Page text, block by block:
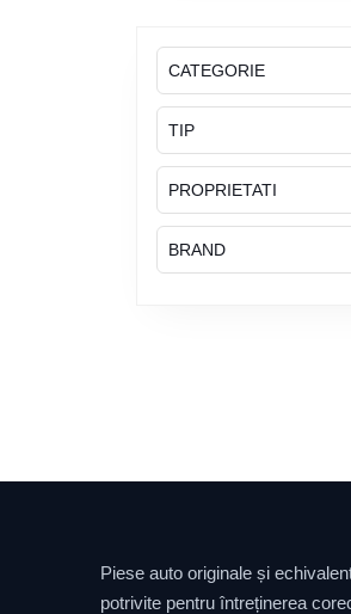
Piese auto originale și
potrivite pentru întreținerea